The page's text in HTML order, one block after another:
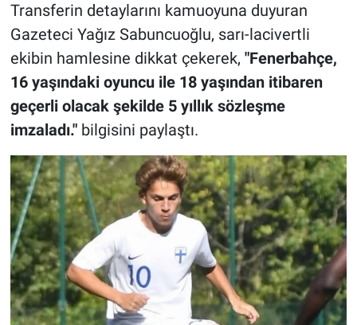
Transferin detaylarını kamuoyuna duyuran
Gazeteci Yağız Sabuncuoğlu, sarı-lacivertli
ekibin hamlesine dikkat çekerek, "Fenerbahçe,
16 yaşındaki oyuncu ile 18 yaşından itibaren
geçerli olacak şekilde 5 yıllık sözleşme
imzaladı."bilgisini paylaştı.